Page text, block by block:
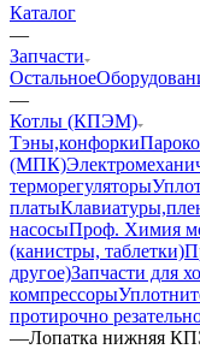
Каталог
—
Запчасти
Остальное
—
Котлы (КПЭМ)
Тэны,конфорки
(МПК)
терморегуляторы
платы
насосыПроф. Химия
(канистры, таблетки)
другое)Запчасти для
компрессоры
протирочно
—Лопатка нижняя